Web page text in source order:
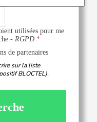
utilisées pour me
-RGPD
de partenaires
sur la liste
BLOCTEL).